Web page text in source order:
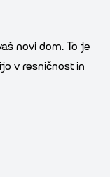
novi dom. To je
v resničnost in